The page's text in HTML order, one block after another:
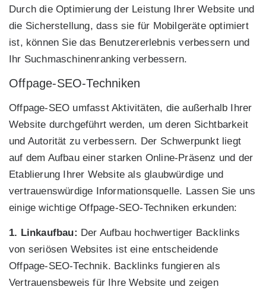
Durch die Optimierung der Leistung Ihrer Website und
die Sicherstellung, dass sie für Mobilgeräte optimiert
ist, können Sie das Benutzererlebnis verbessern und
Ihr Suchmaschinenranking verbessern.
Offpage-SEO-Techniken
Offpage-SEO umfasst Aktivitäten, die außerhalb Ihrer
Website durchgeführt werden, um deren Sichtbarkeit
und Autorität zu verbessern. Der Schwerpunkt liegt
auf dem Aufbau einer starken Online-Präsenz und der
Etablierung Ihrer Website als glaubwürdige und
vertrauenswürdige Informationsquelle. Lassen Sie uns
einige wichtige Offpage-SEO-Techniken erkunden:
1. Linkaufbau: Der Aufbau hochwertiger Backlinks
von seriösen Websites ist eine entscheidende
Offpage-SEO-Technik. Backlinks fungieren als
Vertrauensbeweis für Ihre Website und zeigen